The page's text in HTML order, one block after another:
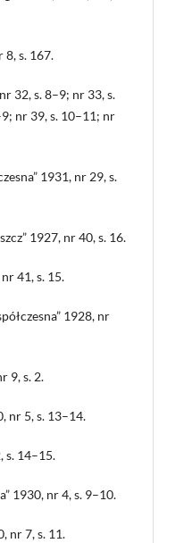
s. 167.
32, s. 8–9; nr 33, s.
nr 39, s. 10–11; nr
1931, nr 29, s.
1927, nr 40, s. 16.
41, s. 15.
1928, nr
9, s. 2.
nr 5, s. 13–14.
s. 14–15.
1930, nr 4, s. 9–10.
nr 7, s. 11.